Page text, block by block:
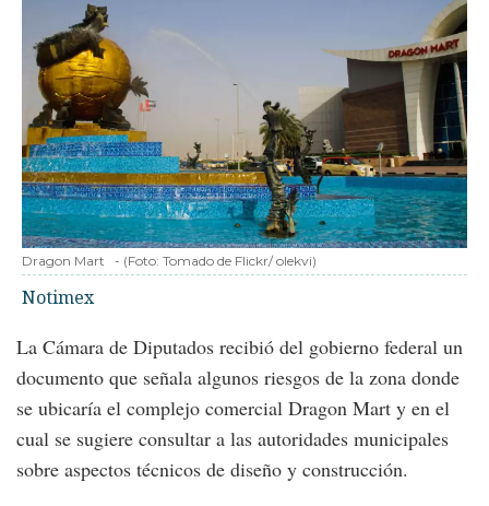
Dragon Mart - (Foto: Tomado de Flickr/ olekvi)
Notimex
La Cámara de Diputados recibió del gobierno federal un
documento que señala algunos riesgos de la zona donde
se ubicaría el complejo comercial Dragon Mart y en el
cual se sugiere consultar a las autoridades municipales
sobre aspectos técnicos de diseño y construcción.